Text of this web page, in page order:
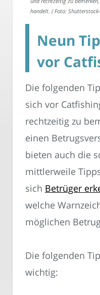
handelt. ( Foto:
Neun
vor
Die folgenden
sich vor
rechtzeitig zu
einen
bieten auch die
mittlerweile
sich Betrüger
welche
möglichen
Die folgenden
wichtig: